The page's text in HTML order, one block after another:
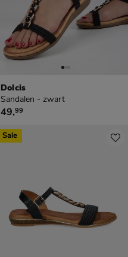
Dolcis
Sandalen - zwart
€ 49,99
49,99
Sale